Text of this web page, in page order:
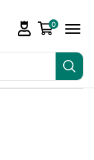
0